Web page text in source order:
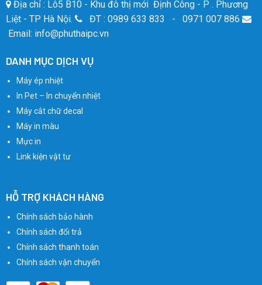
Địa chỉ : Lô5 B10 - Khu đô thị mới Định Công - P . Phương
Liệt - TP Hà Nội.
ĐT : 0989 633 833 - 0971 007 886
Email: info@phuthaipc.vn
DANH MỤC DỊCH VỤ
Máy ép nhiệt
In Pet – In chuyển nhiệt
Máy cắt chữ decal
Máy in màu
Mực in
Link kiện vật tư
HỖ TRỢ KHÁCH HÀNG
Chính sách bảo hành
Chính sách đổi trả
Chính sách thanh toán
Chính sách vận chuyển